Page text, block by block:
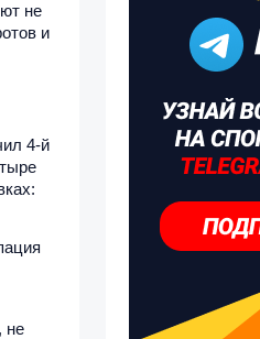
не
и
4-й
не